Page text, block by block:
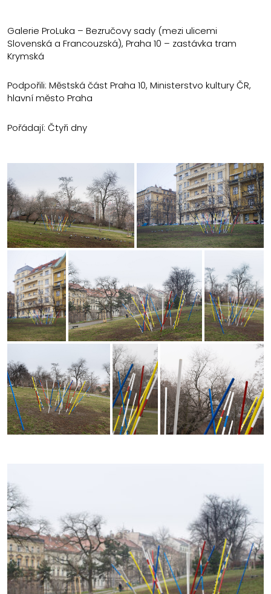
Galerie ProLuka – Bezručovy sady (mezi ulicemi
Slovenská a Francouzská), Praha 10 – zastávka tram
Krymská
Podpořili: Městská část Praha 10, Ministerstvo kultury ČR,
hlavní město Praha
Pořádají: Čtyři dny